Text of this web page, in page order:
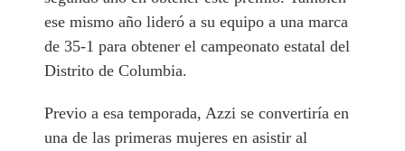
ese mismo año lideró a su equipo a una marca
de 35-1 para obtener el campeonato estatal del
Distrito de Columbia.
Previo a esa temporada, Azzi se convertiría en
una de las primeras mujeres en asistir al